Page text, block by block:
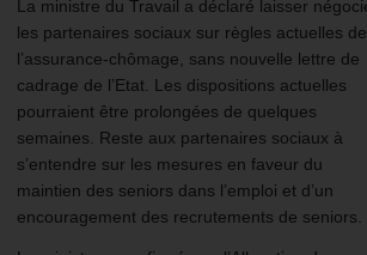
La ministre du Travail a déclaré laisser
les partenaires sociaux sur règles actuelles de
l’assurance-chômage, sans nouvelle lettre de
cadrage de l’Etat. Les dispositions actuelles
pourraient être prolongées de quelques
semaines. Reste aux partenaires sociaux à
s’entendre sur les mesures en faveur du
maintien des seniors dans l’emploi et d’un
encouragement des recrutements de seniors.